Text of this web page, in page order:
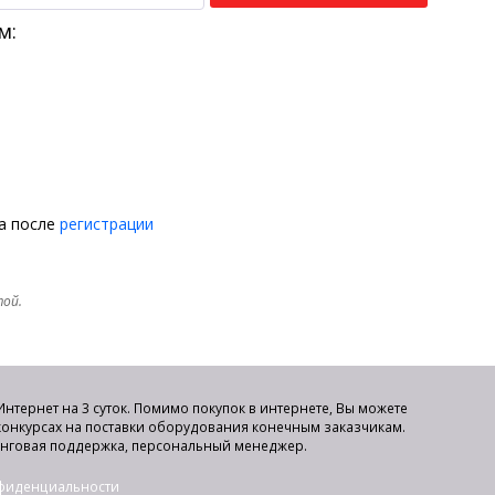
после регистрации
на 3 суток. Помимо покупок в интернете, Вы можете
на поставки оборудования конечным заказчикам.
поддержка, персональный менеджер.